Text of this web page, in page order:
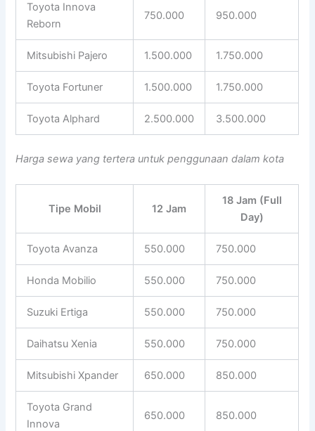
Toyota Innova
Reborn
750.000 950.000
Mitsubishi Pajero 1.500.000 1.750.000
Toyota Fortuner 1.500.000 1.750.000
Toyota Alphard 2.500.000 3.500.000
Harga sewa yang tertera untuk penggunaan dalam kota
Tipe Mobil 12 Jam
18 Jam (Full
Day)
Toyota Avanza 550.000 750.000
Honda Mobilio 550.000 750.000
Suzuki Ertiga 550.000 750.000
Daihatsu Xenia 550.000 750.000
Mitsubishi Xpander 650.000 850.000
Toyota Grand
Innova
650.000 850.000